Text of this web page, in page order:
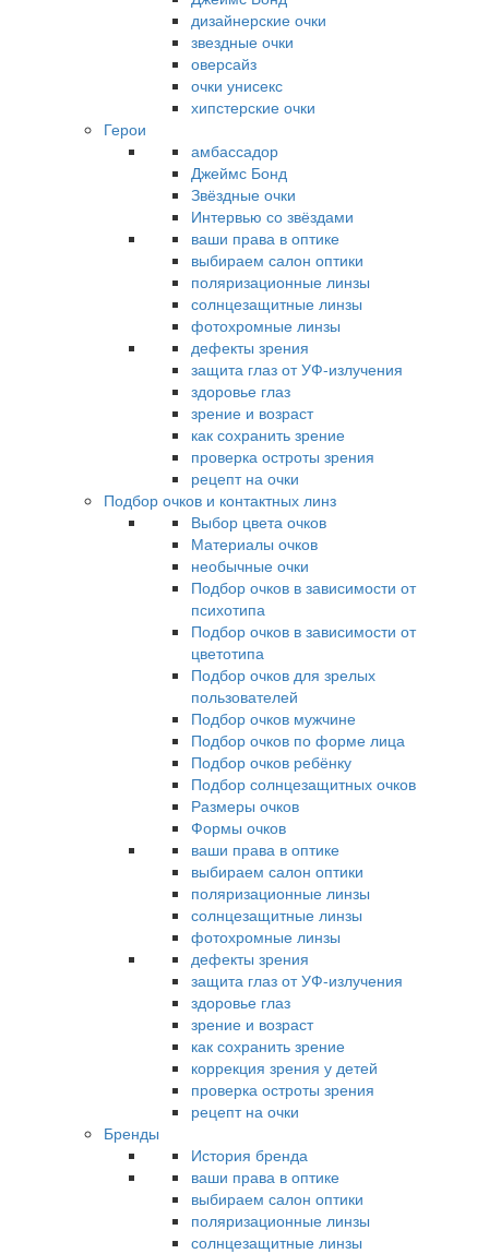
дизайнерские очки
звездные очки
оверсайз
очки унисекс
хипстерские очки
Герои
амбассадор
Джеймс Бонд
Звёздные очки
Интервью со звёздами
ваши права в оптике
выбираем салон оптики
поляризационные линзы
солнцезащитные линзы
фотохромные линзы
дефекты зрения
защита глаз от УФ-излучения
здоровье глаз
зрение и возраст
как сохранить зрение
проверка остроты зрения
рецепт на очки
Подбор очков и контактных линз
Выбор цвета очков
Материалы очков
необычные очки
Подбор очков в зависимости от
психотипа
Подбор очков в зависимости от
цветотипа
Подбор очков для зрелых
пользователей
Подбор очков мужчине
Подбор очков по форме лица
Подбор очков ребёнку
Подбор солнцезащитных очков
Размеры очков
Формы очков
ваши права в оптике
выбираем салон оптики
поляризационные линзы
солнцезащитные линзы
фотохромные линзы
дефекты зрения
защита глаз от УФ-излучения
здоровье глаз
зрение и возраст
как сохранить зрение
коррекция зрения у детей
проверка остроты зрения
рецепт на очки
Бренды
История бренда
ваши права в оптике
выбираем салон оптики
поляризационные линзы
солнцезащитные линзы